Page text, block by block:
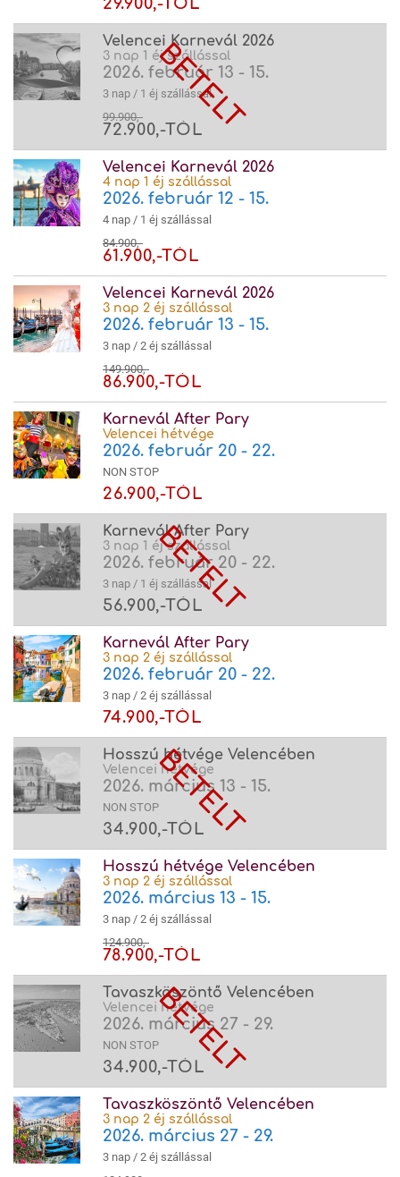
Velencei Karnevál 2026
3 nap 1 éj szállással
2026. február 13 - 15.
3 nap / 1 éj szállással
99.900,-
72.900,-TÓL
Velencei Karnevál 2026
4 nap 1 éj szállással
2026. február 12 - 15.
4 nap / 1 éj szállással
84.900,-
61.900,-TÓL
Velencei Karnevál 2026
3 nap 2 éj szállással
2026. február 13 - 15.
3 nap / 2 éj szállással
149.900,-
86.900,-TÓL
Karnevál After Pary
Velencei hétvége
2026. február 20 - 22.
NON STOP
26.900,-TÓL
Karnevál After Pary
3 nap 1 éj szállással
2026. február 20 - 22.
3 nap / 1 éj szállással
56.900,-TÓL
Karnevál After Pary
3 nap 2 éj szállással
2026. február 20 - 22.
3 nap / 2 éj szállással
74.900,-TÓL
Hosszú hétvége Velencében
Velencei hétvége
2026. március 13 - 15.
NON STOP
34.900,-TÓL
Hosszú hétvége Velencében
3 nap 2 éj szállással
2026. március 13 - 15.
3 nap / 2 éj szállással
124.900,-
78.900,-TÓL
Tavaszköszöntő Velencében
Velencei hétvége
2026. március 27 - 29.
NON STOP
34.900,-TÓL
Tavaszköszöntő Velencében
3 nap 2 éj szállással
2026. március 27 - 29.
3 nap / 2 éj szállással